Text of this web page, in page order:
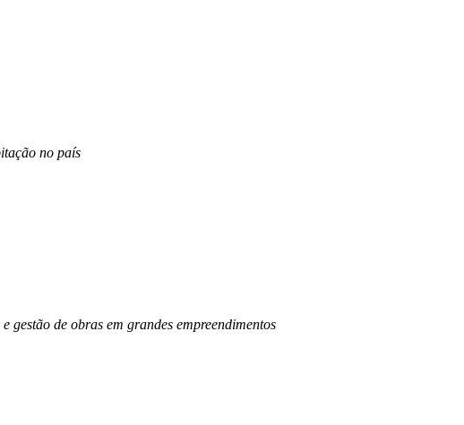
no país
gestão de obras em grandes empreendimentos